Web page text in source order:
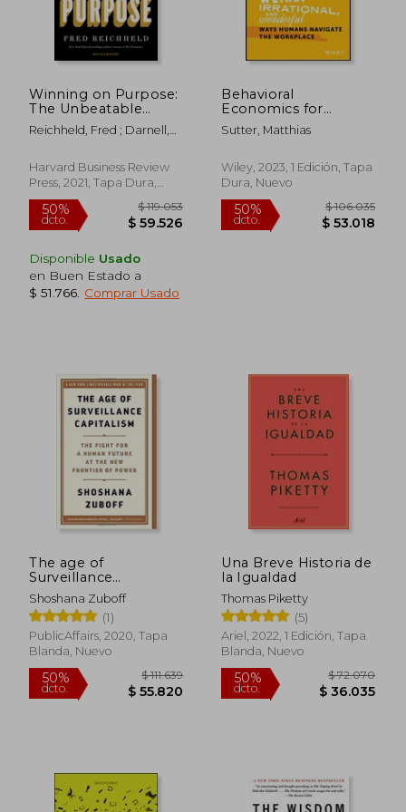
50% 50%
Winning on Purpose:
The Unbeatable
Strategy of Loving
Customers (en
Reichheld, Fred ; Darnell,
Harvard Business Review
Press, 2021, Tapa Dura,
Nuevo
dcto. $ 59.526
Disponible Usado
en Buen Estado a
$ 51.766 Comprar Usado
Behavioral
Economics for
Leaders: Research-
Based Insights on the
Wonderful Ways
Humans Navigate the
Inglés)
Sutter, Matthias
Wiley, 2023, 1 Edición, Tapa
Dura, Nuevo
50%
The age of
Surveillance
Capitalism: The Fight
for a Human Future
at the new Frontier
of Power (en Inglés)
Shoshana Zuboff
(1)
PublicAffairs, 2020, Tapa
Blanda, Nuevo
Una Breve Historia de
la Igualdad
Thomas Piketty
(5)
Ariel, 2022, 1 Edición, Tapa
Blanda, Nuevo